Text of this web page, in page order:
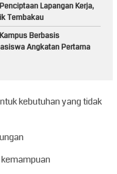
Lapangan Kerja,
Tembakau
Berbasis
Angkatan Pertama
kebutuhan yang tidak